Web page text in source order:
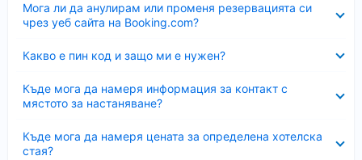
Мога ли да анулирам или променя резервацията си
чрез уеб сайта на Booking.com?
Какво е пин код и защо ми е нужен?
Къде мога да намеря информация за контакт с
мястото за настаняване?
Къде мога да намеря цената за определена хотелска
стая?